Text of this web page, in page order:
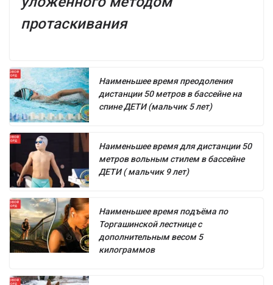
протаскивания
Наименьшее время преодоления
дистанции 50 метров в бассейне на
спине ДЕТИ (мальчик 5 лет)
Наименьшее время для дистанции 50
метров вольным стилем в бассейне
ДЕТИ ( мальчик 9 лет)
Наименьшее время подъёма по
Торгашинской лестнице с
дополнительным весом 5
килограммов